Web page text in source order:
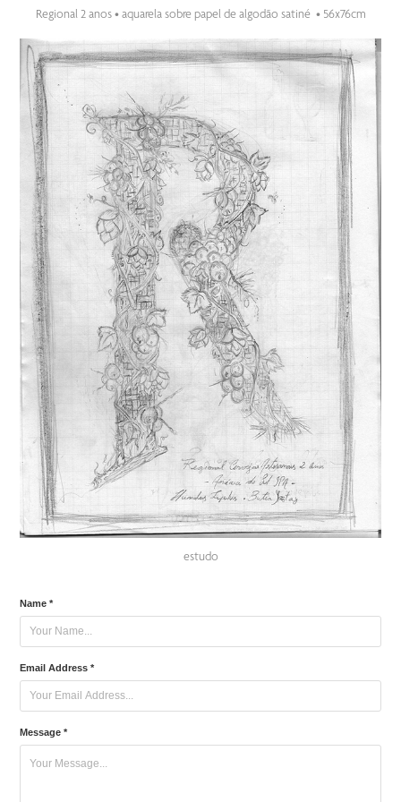
Regional 2 anos • aquarela sobre papel de algodão satiné • 56x76cm
estudo
Name *
Email Address *
Message *